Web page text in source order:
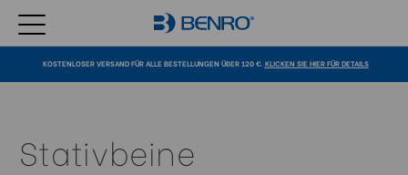
KOSTENLOSER VERSAND FÜR ALLE BESTELLUNGEN ÜBER 120 €. KLICKEN SIE HIER FÜR DETAILS
Stativbeine